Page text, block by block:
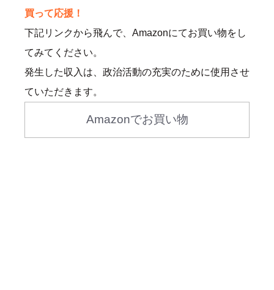
買って応援！
下記リンクから飛んで、Amazonにてお買い物をし
てみてください。
発生した収入は、政治活動の充実のために使用させ
ていただきます。
Amazonでお買い物